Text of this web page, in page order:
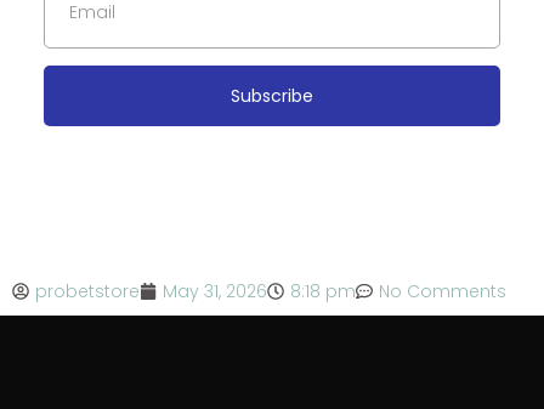
Subscribe
probetstore May 31, 2026 8:18 pm No Comments